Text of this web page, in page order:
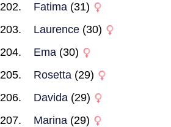
Fatima (31)
Laurence (30)
Ema (30)
Rosetta (29)
Davida (29)
Marina (29)